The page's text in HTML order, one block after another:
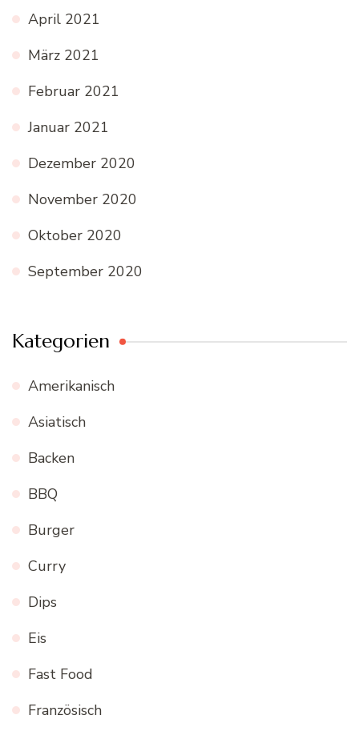
April 2021
März 2021
Februar 2021
Januar 2021
Dezember 2020
November 2020
Oktober 2020
September 2020
Kategorien
Amerikanisch
Asiatisch
Backen
BBQ
Burger
Curry
Dips
Eis
Fast Food
Französisch